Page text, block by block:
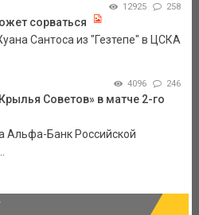
12925 258
сорваться
Сантоса из "Гезтепе" в ЦСКА
4096 246
Советов» в матче 2-го
Альфа-Банк Российской